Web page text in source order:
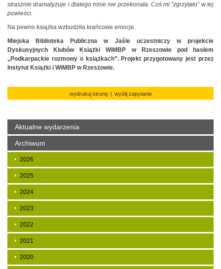
strasznie dramatyzuje i dlatego mnie nie przekonała. Coś mi “zgrzytało” w tej
powieści.
Na pewno książka wzbudziła krańcowe emocje.
Miejska Biblioteka Publiczna w Jaśle uczestniczy w projekcie
Dyskusyjnych Klubów Książki WiMBP w Rzeszowie pod hasłem
„Podkarpackie rozmowy o książkach”. Projekt przygotowany jest przez
Instytut Książki i WiMBP w Rzeszowie.
wydrukuj stronę | wyślij zapytanie
Aktualne wydarzenia
Archiwum
2026
2025
2024
2023
2022
2021
2020